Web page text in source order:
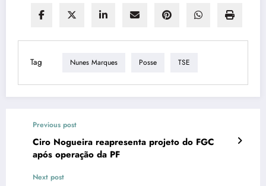
Tag Nunes Marques Posse TSE
Previous post
Ciro Nogueira reapresenta projeto do FGC
após operação da PF
Next post